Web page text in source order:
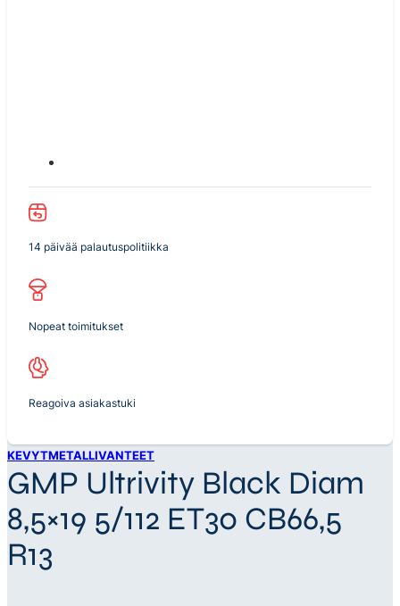
14 päivää palautuspolitiikka
Nopeat toimitukset
Reagoiva asiakastuki
KEVYTMETALLIVANTEET
GMP Ultrivity Black Diam
8,5×19 5/112 ET30 CB66,5
R13